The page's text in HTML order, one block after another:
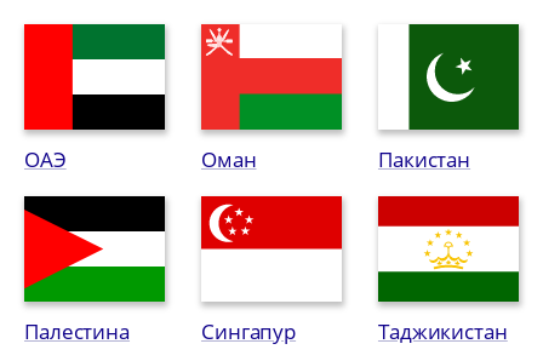
ОАЭ Оман Пакистан
Палестина Сингапур Таджикистан